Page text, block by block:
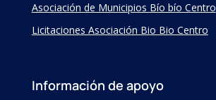
Asociación de Municipios Bío bío Centro
Licitaciones Asociación Bio Bio Centro
Información de apoyo